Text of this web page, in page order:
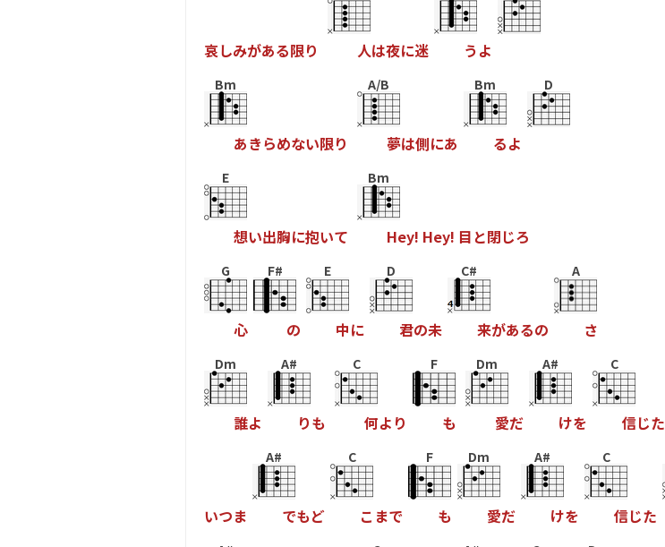
哀しみがある限り 人は夜に迷 う よ
Bm
あきらめない限り
A/B
夢は側にあ
Bm
るよ
D
E
想い出胸に抱いて
Bm
Hey! Hey! 目 と閉じろ
G
心
F#
の
E
中に
D
君の未
C#
来があるの
A
さ
Dm
誰よ
A#
りも
C
何よ り
F
も
Dm
愛だ
A#
けを
C
信じた
いつま
A#
でもど
C
こ まで
F
も
Dm
愛だ
A#
けを
C
信じた